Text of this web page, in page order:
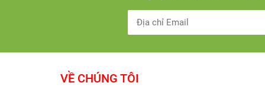
VỀ CHÚNG TÔI